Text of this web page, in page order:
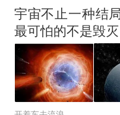
因老
人生
费大
号，
协会
男子
窝，
140
美国
回大
宇宙不止一种结
最可怕的不是毁灭